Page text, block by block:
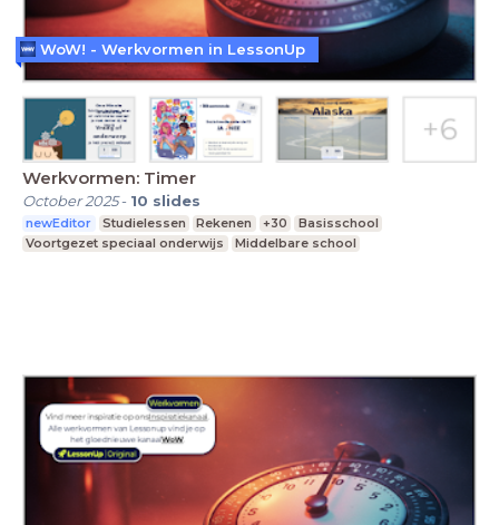
Werkvormen: Timer
October 2025- 10 slides
newEditor Studielessen Rekenen +30
Basisschool
Voortgezet speciaal onderwijs
Middelbare school
WoW! - Werkvormen in LessonUp